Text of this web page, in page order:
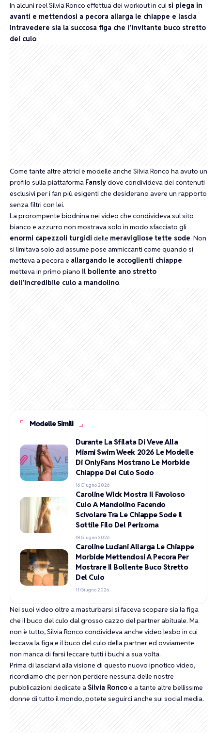
In alcuni reel Silvia Ronco effettua dei workout in cui si piega in
avanti e mettendosi a pecora allarga le chiappe e lascia
intravedere sia la succosa figa che l’invitante buco stretto
del culo.
Come tante altre attrici e modelle anche Silvia Ronco ha avuto un
profilo sulla piattaforma Fanslydove condivideva dei contenuti
esclusivi per i fan più esigenti che desiderano avere un rapporto
senza filtri con lei.
La prorompente biodnina nei video che condivideva sul sito
bianco e azzurro non mostrava solo in modo sfacciato gli
enormi capezzoli turgidi delle meravigliose tette sode. Non
si limitava solo ad assume pose ammiccanti come quando si
metteva a pecora e allargando le accoglienti chiappe
metteva in primo piano il bollente ano stretto
dell’incredibile culo a mandolino.
Modelle Simili
Durante La Sfilata Di Veve Alla
Miami Swim Week 2026 Le Modelle
Di OnlyFans Mostrano Le Morbide
Chiappe Del Culo Sodo
16 Giugno 2026
Caroline Wick Mostra Il Favoloso
Culo A Mandolino Facendo
Scivolare Tra Le Chiappe Sode Il
Sottile Filo Del Perizoma
18 Giugno 2026
Caroline Luciani Allarga Le Chiappe
Morbide Mettendosi A Pecora Per
Mostrare Il Bollente Buco Stretto
Del Culo
11 Giugno 2026
Nei suoi video oltre a masturbarsi si faceva scopare sia la figa
che il buco del culo dal grosso cazzo del partner abituale. Ma
non è tutto, Silvia Ronco condivideva anche video lesbo in cui
leccava la figa e il buco del culo della partner ed ovviamente
non manca di farsi leccare tutti i buchi a sua volta.
Prima di lasciarvi alla visione di questo nuovo ipnotico video,
ricordiamo che per non perdere nessuna delle nostre
pubblicazioni dedicate aSilvia Roncoe a tante altre bellissime
donne di tutto il mondo, potete seguirci anche sui social media.